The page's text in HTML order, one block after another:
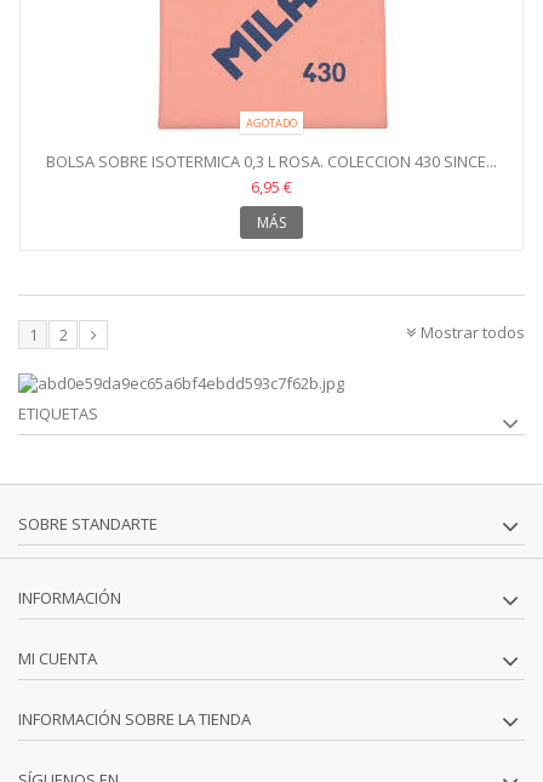
AGOTADO
BOLSA SOBRE ISOTERMICA 0,3 L ROSA. COLECCION 430 SINCE...
6,95 €
MÁS
Mostrar todos
1 2
ETIQUETAS
SOBRE STANDARTE
INFORMACIÓN
MI CUENTA
INFORMACIÓN SOBRE LA TIENDA